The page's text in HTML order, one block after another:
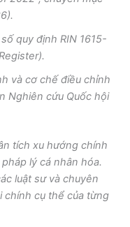
quy định RIN 1615-
và cơ chế điều chỉnh
Nghiên cứu Quốc hội
tích xu hướng chính
lý cá nhân hóa.
luật sư và chuyên
chính cụ thể của từng